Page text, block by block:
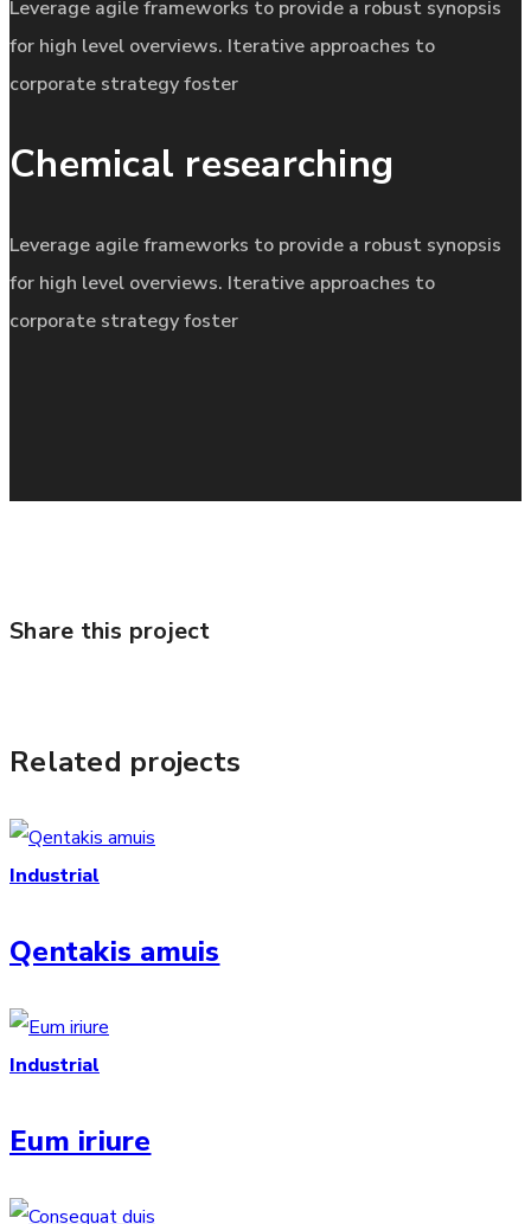
Leverage agile frameworks to provide a robust synopsis
for high level overviews. Iterative approaches to
corporate strategy foster
Chemical researching
Leverage agile frameworks to provide a robust synopsis
for high level overviews. Iterative approaches to
corporate strategy foster
Share this project
Related projects
Industrial
Qentakis amuis
Industrial
Eum iriure